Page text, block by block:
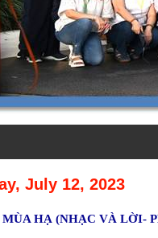
July 12, 2023
HẠ (NHẠC VÀ LỜI-